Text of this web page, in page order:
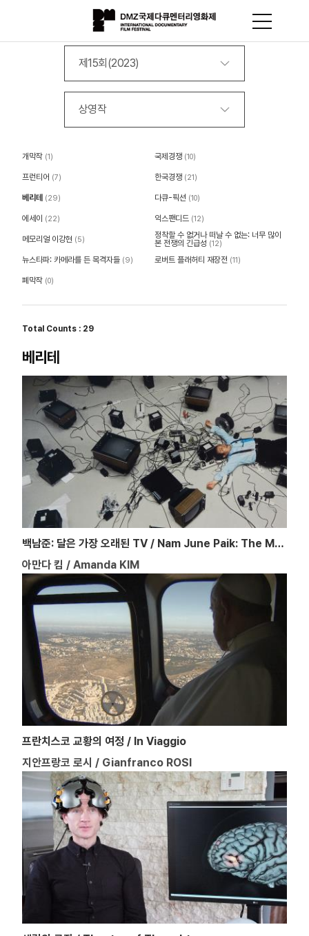
제15회(2023)
상영작
개막작 (1) 국제경쟁 (10)
프런티어 (7) 한국경쟁 (21)
베리테 (29) 다큐-픽션 (10)
에세이 (22) 익스팬디드 (12)
메모리얼 이강현 (5)
정착할 수 없거나 떠날 수 없는: 너무 많이
본 전쟁의 긴급성 (12)
뉴스타파: 카메라를 든 목격자들 (9) 로버트 플래허티 재장전 (11)
폐막작 (0)
Total Counts : 29
베리테
백남준: 달은 가장 오래된 TV / Nam June Paik: The Moon Is the Oldest TV
아만다 킴 / Amanda KIM
프란치스코 교황의 여정 / In Viaggio
지안프랑코 로시 / Gianfranco ROSI